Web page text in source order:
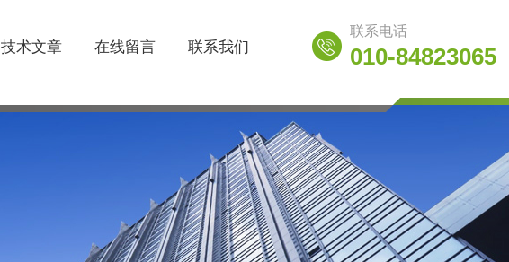
技术文章 在线留言 联系我们
联系电话
010-84823065